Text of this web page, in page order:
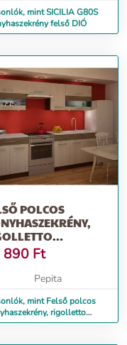
mint SICILIA G80S
felső DIÓ
POLCOS
RIGOLLETTO
WEN...
890 Ft
Pepita
mint Felső polcos
rigolletto
rigolletto dark/wen...